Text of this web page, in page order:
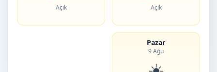
Açık Açık
Pazar
9 Ağu